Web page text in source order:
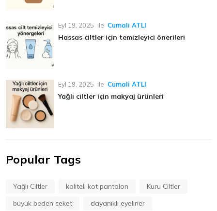
Eyl 19, 2025 ile Cumali ATLI
Hassas ciltler için temizleyici önerileri
Eyl 19, 2025 ile Cumali ATLI
Yağlı ciltler için makyaj ürünleri
Popular Tags
Yağlı Ciltler kaliteli kot pantolon
Kuru Ciltler
büyük beden ceket
dayanıklı eyeliner